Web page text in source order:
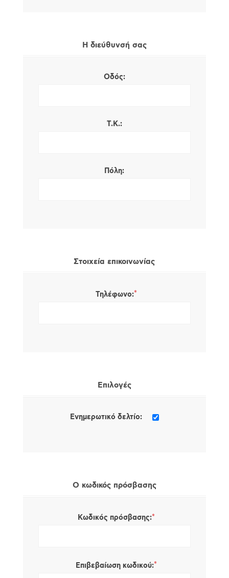
Η διεύθυνσή σας
Οδός:
Τ.Κ.:
Πόλη:
Στοιχεία επικοινωνίας
Τηλέφωνο:*
Επιλογές
Ενημερωτικό δελτίο:
Ο κωδικός πρόσβασης
Κωδικός πρόσβασης:*
Επιβεβαίωση κωδικού:*